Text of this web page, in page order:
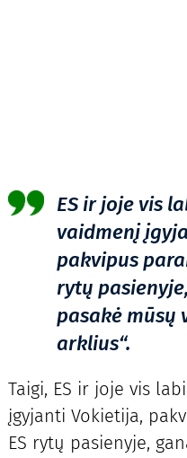
ES ir joje vis
vaidmenį
pakvipus
rytų
pasakė mūsų
arklius“.
Taigi, ES ir joje vis
įgyjanti Vokietija,
ES rytų pasienyje,